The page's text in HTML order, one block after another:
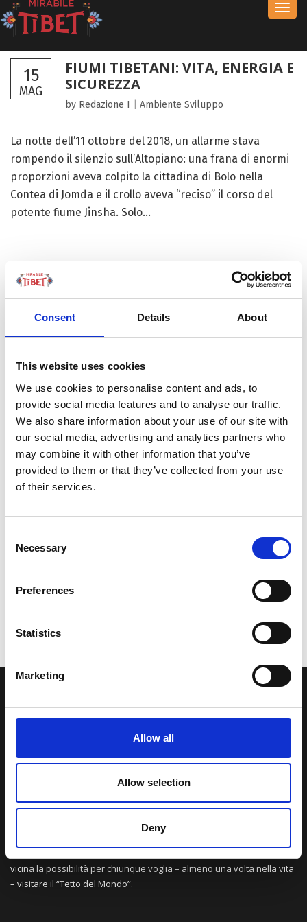
Consent Details About
This website uses cookies
We use cookies to personalise content and ads, to
provide social media features and to analyse our traffic.
We also share information about your use of our site with
our social media, advertising and analytics partners who
may combine it with other information that you’ve
provided to them or that they’ve collected from your use
of their services.
Selection
Necessary
Preferences
Statistics
Marketing
Allow all
Allow selection
Deny
15
MAG
FIUMI TIBETANI: VITA, ENERGIA E
SICUREZZA
by Redazione I Ambiente Sviluppo
La notte dell’11 ottobre del 2018, un allarme stava
rompendo il silenzio sull’Altopiano: una frana di enormi
proporzioni aveva colpito la cittadina di Bolo nella
Contea di Jomda e il crollo aveva “reciso” il corso del
potente fiume Jinsha. Solo...
FOCUS TIBET
Una comunità di appassionati della cultura tibetana che hanno
avuto modo di viaggiare e conoscere questa meravigliosa regione.
paesaggi e la sua gente è capace di riempire il cuore.
vicina la possibilità per chiunque voglia – almeno una volta nella vita
– visitare il “Tetto del Mondo”.